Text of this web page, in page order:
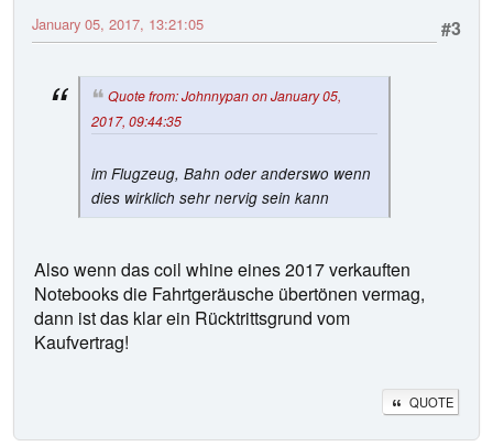
#3
January 05, 2017, 13:21:05
Quote from: Johnnypan on January 05,
2017, 09:44:35
im Flugzeug, Bahn oder anderswo wenn
dies wirklich sehr nervig sein kann
Also wenn das coil whine eines 2017 verkauften
Notebooks die Fahrtgeräusche übertönen vermag,
dann ist das klar ein Rücktrittsgrund vom
Kaufvertrag!
QUOTE